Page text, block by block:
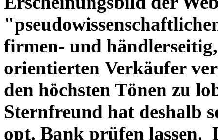
firmen- und
orientierten Verkäufer
den höchsten Tönen zu
Sternfreund hat deshalb
opt. Bank prüfen lassen.